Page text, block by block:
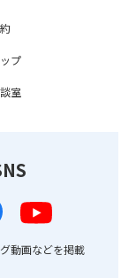
プ
室
動画などを掲載